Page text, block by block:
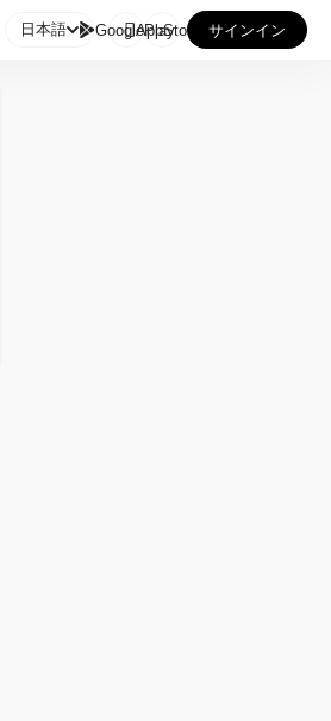
日本語 GooglePlay
AppStore サインイン